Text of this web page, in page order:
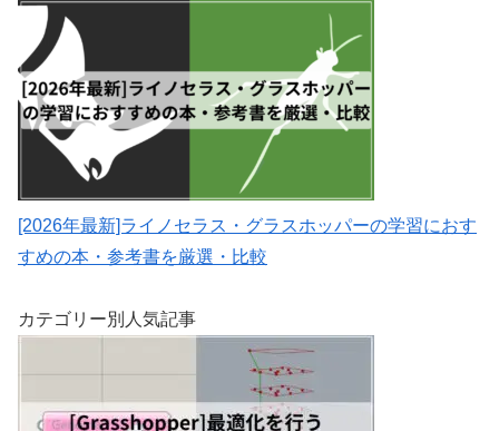
[2026年最新]ライノセラス・グラスホッパーの学習におす
すめの本・参考書を厳選・比較
カテゴリー別人気記事